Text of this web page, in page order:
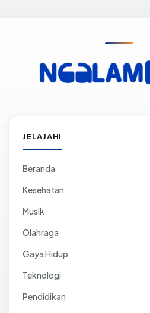
JELAJAHI
Beranda
Kesehatan
Musik
Olahraga
Gaya Hidup
Teknologi
Pendidikan